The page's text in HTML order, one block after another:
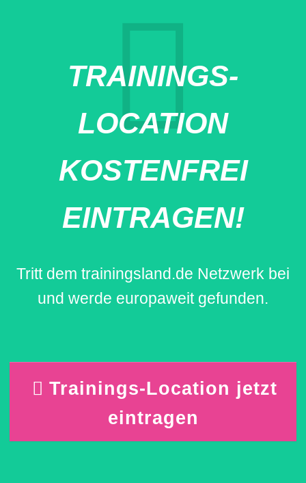
TRAININGS-
LOCATION
KOSTENFREI
EINTRAGEN!
Tritt dem trainingsland.de Netzwerk bei
und werde europaweit gefunden.
Trainings-Location jetzt
eintragen